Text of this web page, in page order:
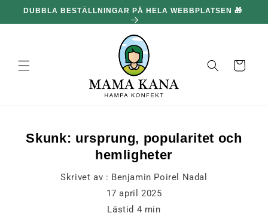
och gå
DUBBLA BESTÄLLNINGAR PÅ HELA WEBBPLATSEN 🎁
Korg
Skunk: ursprung, popularitet och
hemligheter
Skrivet av : Benjamin Poirel Nadal
17 april 2025
Lästid 4 min